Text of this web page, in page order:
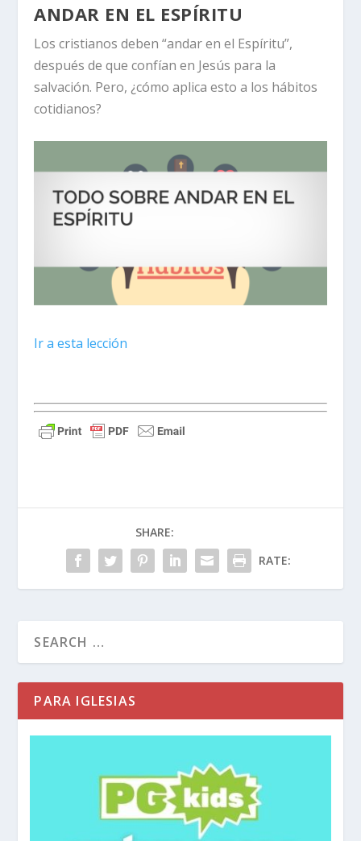
ANDAR EN EL ESPÍRITU
Los cristianos deben “andar en el Espíritu”,
después de que confían en Jesús para la
salvación. Pero, ¿cómo aplica esto a los hábitos
cotidianos?
Ir a esta lección
SHARE:
RATE:
PARA IGLESIAS